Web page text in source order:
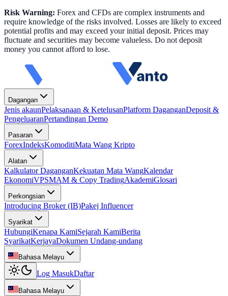
Risk Warning: Forex and CFDs are complex instruments and
require knowledge of the risks involved. Losses are likely to exceed
potential profits and may exceed your initial deposit. Prices may
fluctuate and securities may become valueless. Do not deposit
money you cannot afford to lose.
Dagangan
Jenis akaunPelaksanaan & KetelusanPlatform DaganganDeposit &
PengeluaranPertandingan Demo
Pasaran
ForexIndeksKomoditiMata Wang Kripto
Alatan
Kalkulator DaganganKekuatan Mata WangKalendar
EkonomiVPSMAM & Copy TradingAkademiGlosari
Perkongsian
Introducing Broker (IB)Pakej Influencer
Syarikat
HubungiKenapa KamiSejarah KamiBerita
SyarikatKerjayaDokumen Undang-undang
Bahasa Melayu
Log MasukDaftar
Bahasa Melayu